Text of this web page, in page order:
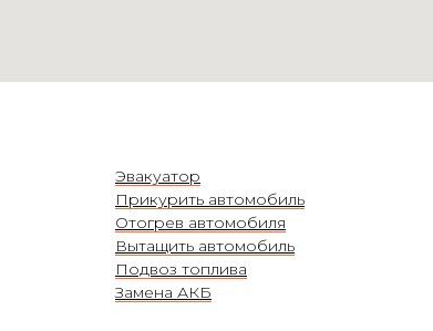
Эвакуатор
Прикурить автомобиль
Отогрев автомобиля
Вытащить автомобиль
Подвоз топлива
Замена АКБ